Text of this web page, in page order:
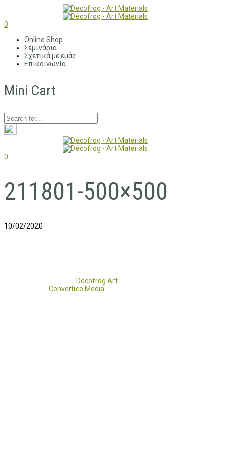
0
Online Shop
Σεμινάρια
Σχετικά με εμάς
Επικοινωνία
Mini Cart
0
211801-500×500
10/02/2020
Decofrog Art
Convertico Media